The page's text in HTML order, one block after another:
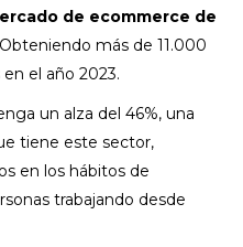
de ecommerce de
más de 11.000
el año 2023.
un alza del 46%, una
tiene este sector,
en los hábitos de
trabajando desde